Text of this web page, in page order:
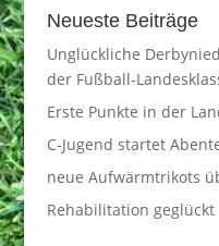
Neueste Beiträge
Unglückliche
der Fußball-
Erste Punkte in der
C-Jugend startet
neue Aufwärmtrikots
Rehabilitation geglückt